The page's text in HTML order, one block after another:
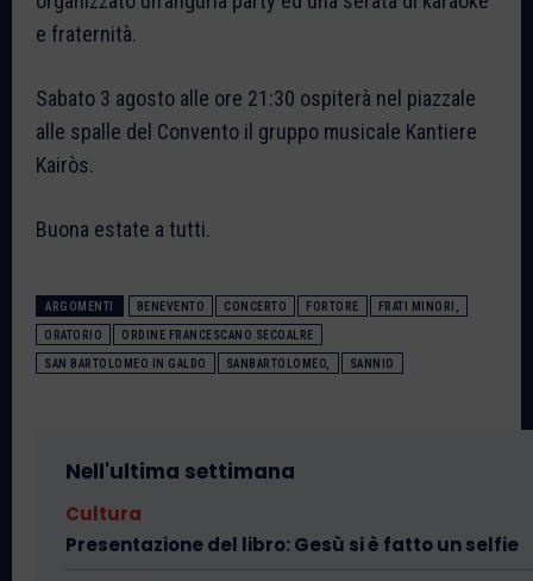
e fraternità.
Sabato 3 agosto alle ore 21:30 ospiterà nel piazzale
alle spalle del Convento il gruppo musicale Kantiere
Kairòs.
Buona estate a tutti.
ARGOMENTI BENEVENTO CONCERTO FORTORE FRATI MINORI,
ORATORIO ORDINE FRANCESCANO SECOALRE
SAN BARTOLOMEO IN GALDO SANBARTOLOMEO, SANNIO
Nell'ultima settimana
Cultura
Presentazione del libro: Gesù si è fatto un selfie